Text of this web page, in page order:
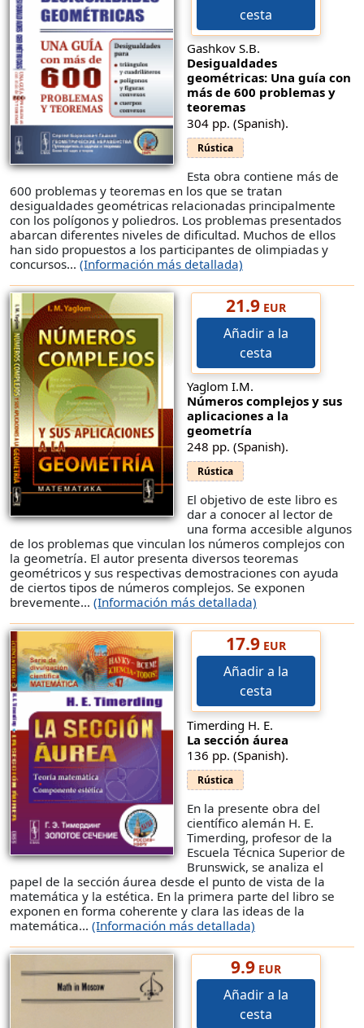
cesta
Gashkov S.B.
Desigualdades
geométricas: Una guía con
más de 600 problemas y
teoremas
304 pp. (Spanish).
Rústica
Esta obra contiene más de
600 problemas y teoremas en los que se tratan
desigualdades geométricas relacionadas principalmente
con los polígonos y poliedros. Los problemas presentados
abarcan diferentes niveles de dificultad. Muchos de ellos
han sido propuestos a los participantes de olimpiadas y
concursos... (Información más detallada)
21.9EUR
Añadir a la
cesta
Yaglom I.M.
Números complejos y sus
aplicaciones a la
geometría
248 pp. (Spanish).
Rústica
El objetivo de este libro es
dar a conocer al lector de
una forma accesible algunos
de los problemas que vinculan los números complejos con
la geometría. El autor presenta diversos teoremas
geométricos y sus respectivas demostraciones con ayuda
de ciertos tipos de números complejos. Se exponen
brevemente... (Información más detallada)
17.9EUR
Añadir a la
cesta
Timerding H. E.
La sección áurea
136 pp. (Spanish).
Rústica
En la presente obra del
científico alemán H. E.
Timerding, profesor de la
Escuela Técnica Superior de
Brunswick, se analiza el
papel de la sección áurea desde el punto de vista de la
matemática y la estética. En la primera parte del libro se
exponen en forma coherente y clara las ideas de la
matemática... (Información más detallada)
9.9EUR
Añadir a la
cesta